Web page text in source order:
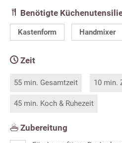
Benötigte
Kastenform Handmixer
Zeit
55 min. Gesamtzeit 10 min.
45 min. Koch & Ruhezeit
Zubereitung